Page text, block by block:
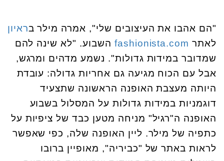
"הם אהבו את העיצובים שלי", אמרה מילר בראיון
לאתר fashionista.com השבוע. "לא שינה להם
שמדובר במידות גדולות". נשמע מדהים ומרגש,
אבל עם הכוח מגיעה גם אחריות גדולה: עובדת
היותה מעצבת האופנה הראשונה שתצעיד
דוגמניות במידות גדולות על המסלול בשבוע
האופנה ה"רגיל" מניחה מטען כבד של ציפיות על
כתפיה של מילר. ליין האופנה שלה, כפי שאפשר
לראות באתר של "כביריה", מאופיין ברובו